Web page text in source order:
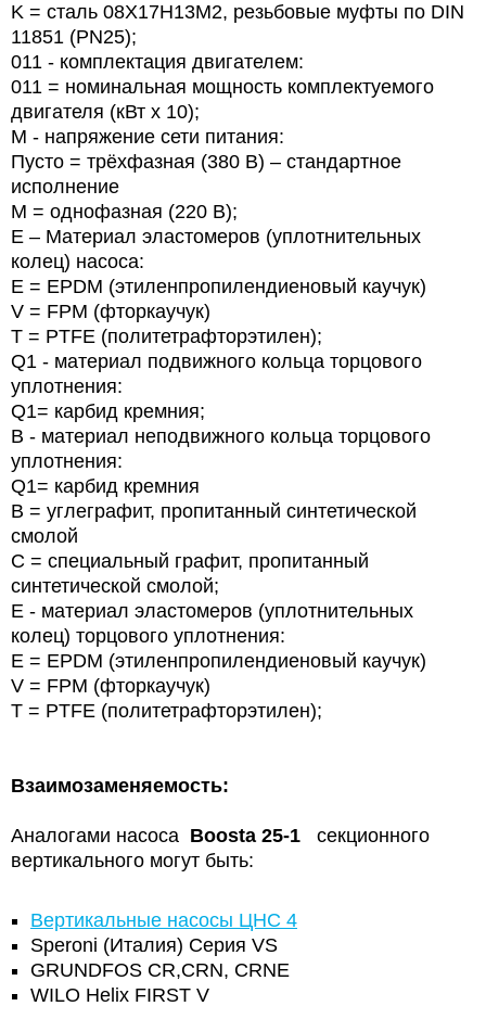
K = сталь 08Х17Н13М2, резьбовые муфты по DIN
11851 (PN25);
011 - комплектация двигателем:
011 = номинальная мощность комплектуемого
двигателя (кВт х 10);
M - напряжение сети питания:
Пусто = трёхфазная (380 В) – стандартное
исполнение
М = однофазная (220 В);
E – Материал эластомеров (уплотнительных
колец) насоса:
E = EPDM (этиленпропилендиеновый каучук)
V = FPM (фторкаучук)
T = PTFE (политетрафторэтилен);
Q1 - материал подвижного кольца торцового
уплотнения:
Q1= карбид кремния;
B - материал неподвижного кольца торцового
уплотнения:
Q1= карбид кремния
B = углеграфит, пропитанный синтетической
смолой
С = специальный графит, пропитанный
синтетической смолой;
E - материал эластомеров (уплотнительных
колец) торцового уплотнения:
E = EPDM (этиленпропилендиеновый каучук)
V = FPM (фторкаучук)
T = PTFE (политетрафторэтилен);
Взаимозаменяемость:
Аналогами насоса Boosta 25-1 секционного
вертикального могут быть:
Вертикальные насосы ЦНС 4
Speroni (Италия) Серия VS
GRUNDFOS CR,CRN, CRNE
WILO Helix FIRST V